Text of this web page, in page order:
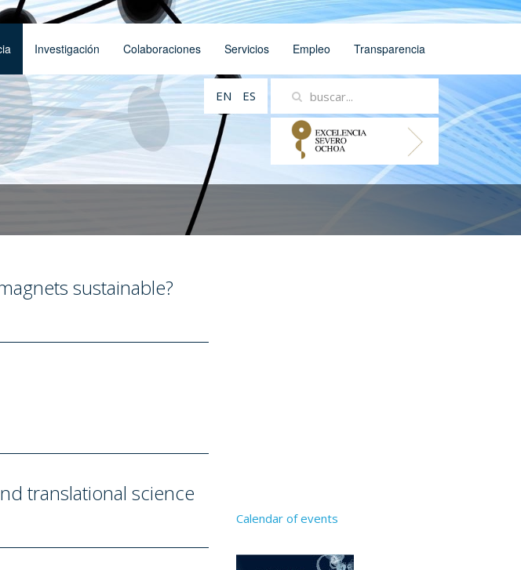
Investigación Colaboraciones Servicios Empleo Transparencia
EN ES
sustainable?
translational science
Calendar of events